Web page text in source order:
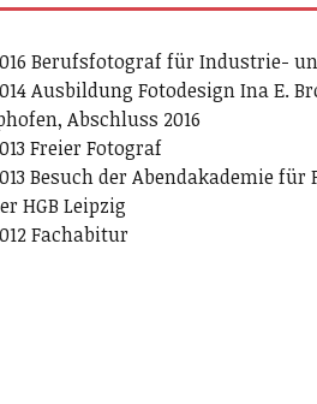
Berufsfotograf für Industrie-
Ausbildung Fotodesign Ina E.
Abschluss 2016
Freier Fotograf
Besuch der Abendakademie
HGB Leipzig
Fachabitur